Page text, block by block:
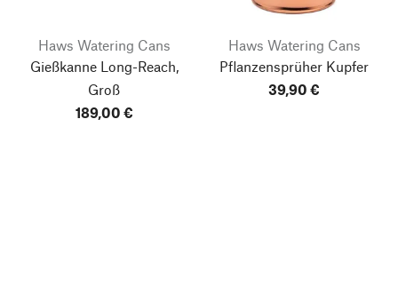
Haws Watering Cans
Gießkanne Long-Reach,
Groß
189,00 €
Haws Watering Cans
Pflanzensprüher Kupfer
39,90 €